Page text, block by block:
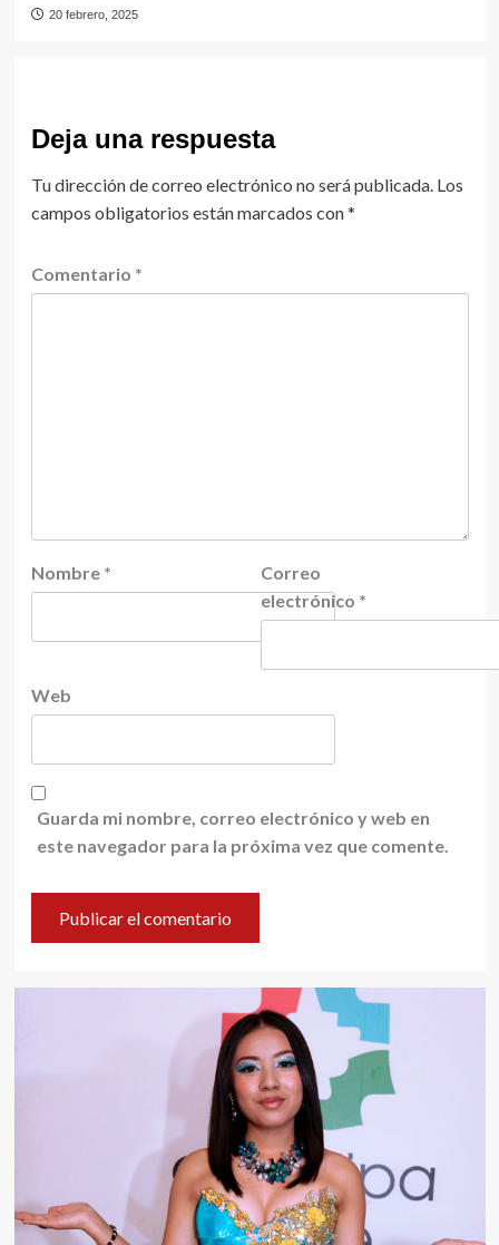
20 febrero, 2025
Deja una respuesta
Tu dirección de correo electrónico no será publicada. Los
campos obligatorios están marcados con*
Comentario *
Nombre *
Correo
electrónico *
Web
Guarda mi nombre, correo electrónico y web en
este navegador para la próxima vez que comente.